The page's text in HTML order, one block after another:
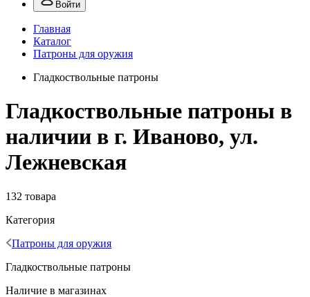
Войти
Главная
Каталог
Патроны для оружия
Гладкоствольные патроны
Гладкоствольные патроны в
наличии в г. Иваново, ул.
Лежневская
132 товара
Категория
Патроны для оружия
Гладкоствольные патроны
Наличие в магазинах